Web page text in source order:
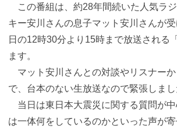
この番組は、約28年間続いた人気ラ
キー安川さんの息子マット安川さんが
日の12時30分より15時まで放送される
ます。
マット安川さんとの対談やリスナー
で、台本のない生放送なので緊張しまし
当日は東日本大震災に関する質問が
は一体何をしているのかといった声が寄